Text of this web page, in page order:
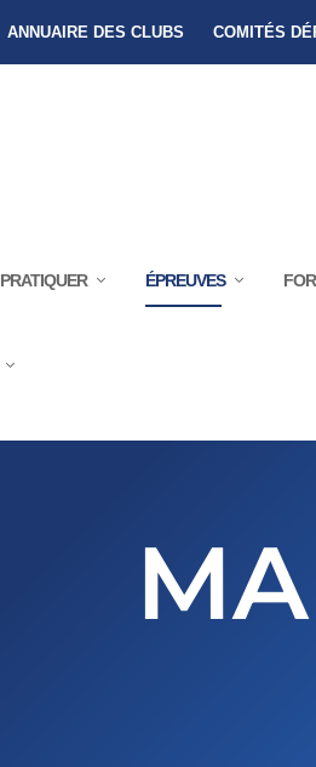
ANNUAIRE DES CLUBS COMITÉS
PRATIQUER ÉPREUVES